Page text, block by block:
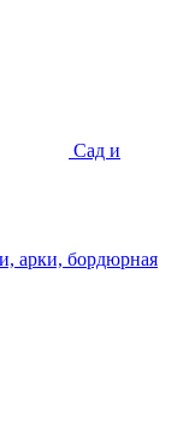
Сад и
арки, бордюрная